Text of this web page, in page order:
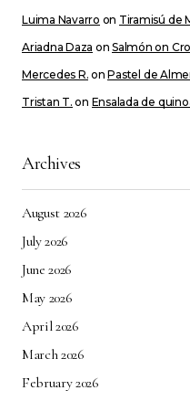
Luima Navarro on Tiramisú de
Ariadna Daza onSalmón on
Mercedes R. onPastel de
Tristan T. on Ensalada de
Archives
August 2026
July 2026
June 2026
May 2026
April 2026
March 2026
February 2026